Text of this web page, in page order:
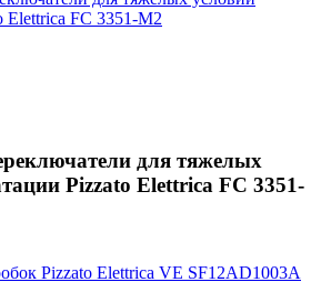
для тяжелых
Pizzato Elettrica FC 3351-